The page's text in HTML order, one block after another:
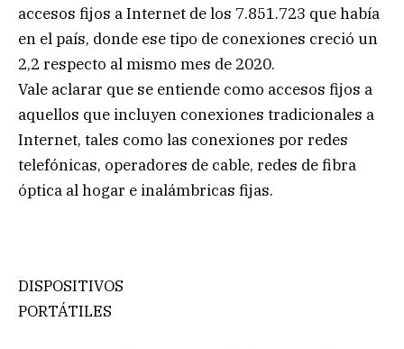
accesos fijos a Internet de los 7.851.723 que había
en el país, donde ese tipo de conexiones creció un
2,2 respecto al mismo mes de 2020.
Vale aclarar que se entiende como accesos fijos a
aquellos que incluyen conexiones tradicionales a
Internet, tales como las conexiones por redes
telefónicas, operadores de cable, redes de fibra
óptica al hogar e inalámbricas fijas.
DISPOSITIVOS
PORTÁTILES